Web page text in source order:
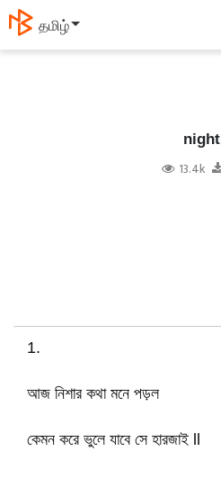
தமிழ்
night
13.4k
1.
আজ নিশার কথা মনে পড়ল
কেমন করে ভুলে যাবে সে হারজাই ll